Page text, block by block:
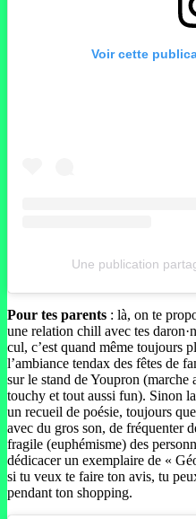
Voir cette
Une publication
Pour tes parents : là, on te
une relation chill avec tes
cul, c’est quand même toujours
l’ambiance tendax des fêtes de
sur le stand de Youpron (marche
touchy et tout aussi fun). Sinon
un recueil de poésie, toujours
avec du gros son, de fréquenter
fragile (euphémisme) des
dédicacer un exemplaire de «
si tu veux te faire ton avis, tu
pendant ton shopping.